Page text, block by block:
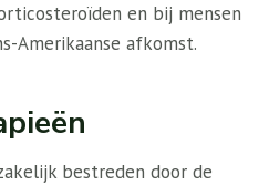
en bij mensen
Amerikaanse afkomst.
bestreden door de